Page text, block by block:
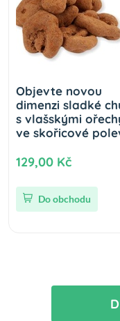
Objevte novou
dimenzi sladké
s vlašskými
ve skořicové
129,00 Kč
Do obchodu